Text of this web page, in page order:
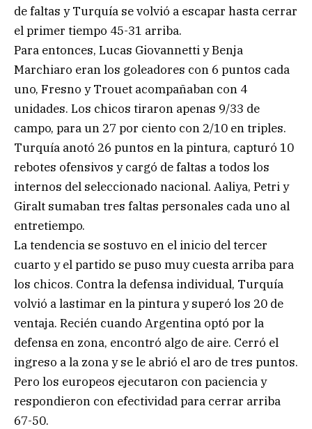
de faltas y Turquía se volvió a escapar hasta cerrar
el primer tiempo 45-31 arriba.
Para entonces, Lucas Giovannetti y Benja
Marchiaro eran los goleadores con 6 puntos cada
uno, Fresno y Trouet acompañaban con 4
unidades. Los chicos tiraron apenas 9/33 de
campo, para un 27 por ciento con 2/10 en triples.
Turquía anotó 26 puntos en la pintura, capturó 10
rebotes ofensivos y cargó de faltas a todos los
internos del seleccionado nacional. Aaliya, Petri y
Giralt sumaban tres faltas personales cada uno al
entretiempo.
La tendencia se sostuvo en el inicio del tercer
cuarto y el partido se puso muy cuesta arriba para
los chicos. Contra la defensa individual, Turquía
volvió a lastimar en la pintura y superó los 20 de
ventaja. Recién cuando Argentina optó por la
defensa en zona, encontró algo de aire. Cerró el
ingreso a la zona y se le abrió el aro de tres puntos.
Pero los europeos ejecutaron con paciencia y
respondieron con efectividad para cerrar arriba
67-50.